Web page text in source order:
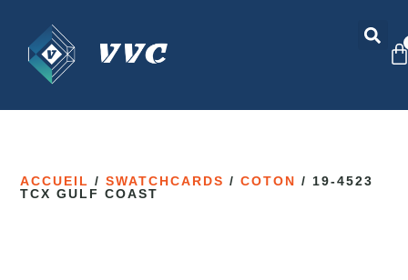
ACCUEIL /SWATCHCARDS /COTON / 19-4523
TCX GULF COAST